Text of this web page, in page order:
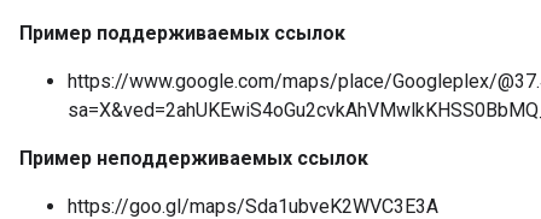
Пример поддерживаемых ссылок
https://www.google.com/maps/place/Googleplex/
Пример неподдерживаемых ссылок
https://goo.gl/maps/Sda1ubveK2WVC3E3A